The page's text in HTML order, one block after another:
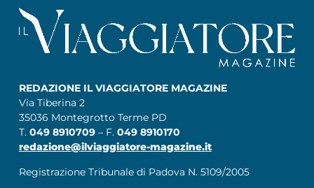
REDAZIONE IL VIAGGIATORE MAGAZINE
Via Tiberina 2
35036 Montegrotto Terme PD
T. 049 8910709 – F. 049 8910170
redazione@ilviaggiatore-magazine.it
Registrazione Tribunale di Padova N. 5109/2005